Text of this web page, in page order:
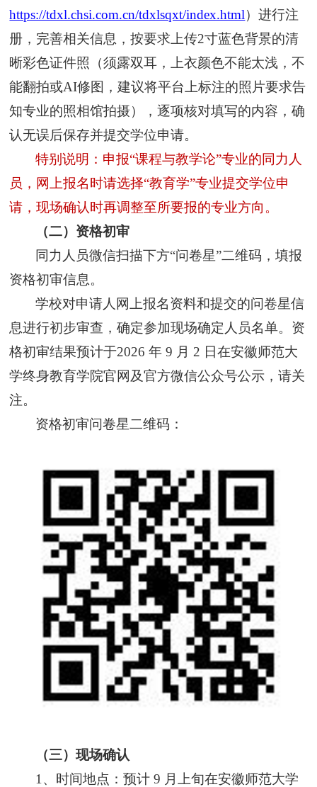
https://tdxl.chsi.com.cn/tdxlsqxt/index.html）进行注
册，完善相关信息，按要求上传2寸蓝色背景的清
晰彩色证件照（须露双耳，上衣颜色不能太浅，不
能翻拍或AI修图，建议将平台上标注的照片要求告
知专业的照相馆拍摄），逐项核对填写的内容，确
认无误后保存并提交学位申请。
特别说明：申报“课程与教学论”专业的同力人
员，网上报名时请选择“教育学”专业提交学位申
请，现场确认时再调整至所要报的专业方向。
（二） 资格初审
同力人员微信扫描下方“问卷星”二维码，填报
资格初审信息。
学校对申请人网上报名资料和提交的问卷星信
息进行初步审查，确定参加现场确定人员名单。 资
格初审结果预计于2026 年 9 月 2 日在安徽师范大
学终身教育学院官网及官方微信公众号公示，请关
注。
资格初审问卷星二维码：
（三）现场确认
1、时间地点：预计 9 月上旬在安徽师范大学